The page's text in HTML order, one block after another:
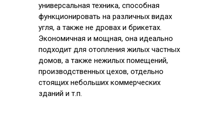
универсальная техника, способная
функционировать на различных видах
угля, а также не дровах и брикетах.
Экономичная и мощная, она идеально
подходит для отопления жилых частных
домов, а также нежилых помещений,
производственных цехов, отдельно
стоящих небольших коммерческих
зданий и т.п.